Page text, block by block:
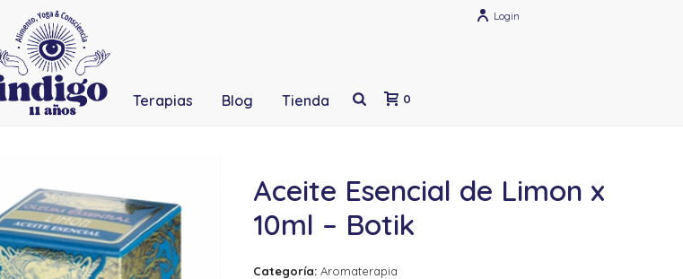
Login
Terapias Blog Tienda 0
Aceite Esencial de Limon x
10ml – Botik
Categoría: Aromaterapia